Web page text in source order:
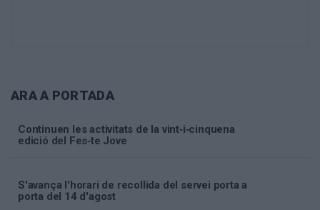
ARA A PORTADA
Continuen les activitats de la vint‑i‑cinquena
edició del Fes‑te Jove
S'avança l'horari de recollida del servei porta a
porta del 14 d'agost